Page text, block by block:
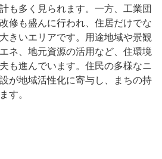
も多く見られます。一方、工業団
修も盛んに行われ、住居だけでな
きいエリアです。用途地域や景観
ネ、地元資源の活用など、住環境
も進んでいます。住民の多様なニ
が地域活性化に寄与し、まちの持
す。